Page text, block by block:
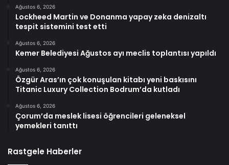
Ağustos 6, 2026
Lockheed Martin ve Donanma yapay zeka denizaltı
tespit sistemini test etti
Ağustos 6, 2026
Kemer Belediyesi Ağustos ayı meclis toplantısı yapıldı
Ağustos 6, 2026
Özgür Aras’ın çok konuşulan kitabı yeni baskısını
Titanic Luxury Collection Bodrum’da kutladı
Ağustos 6, 2026
Çorum’da meslek lisesi öğrencileri geleneksel
yemekleri tanıttı
Rastgele Haberler